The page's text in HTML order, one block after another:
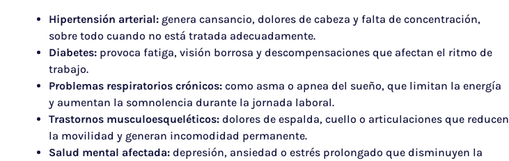
Hipertensión arterial: genera cansancio, dolores de cabeza y falta de concentración,
sobre todo cuando no está tratada adecuadamente.
Diabetes: provoca fatiga, visión borrosa y descompensaciones que afectan el ritmo de
trabajo.
Problemas respiratorios crónicos: como asma o apnea del sueño, que limitan la energía
y aumentan la somnolencia durante la jornada laboral.
Trastornos musculoesqueléticos: dolores de espalda, cuello o articulaciones que reducen
la movilidad y generan incomodidad permanente.
Salud mental afectada: depresión, ansiedad o estrés prolongado que disminuyen la